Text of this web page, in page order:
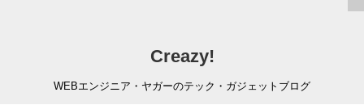
Creazy!
WEBエンジニア・ヤガーのテック・ガジェットブログ